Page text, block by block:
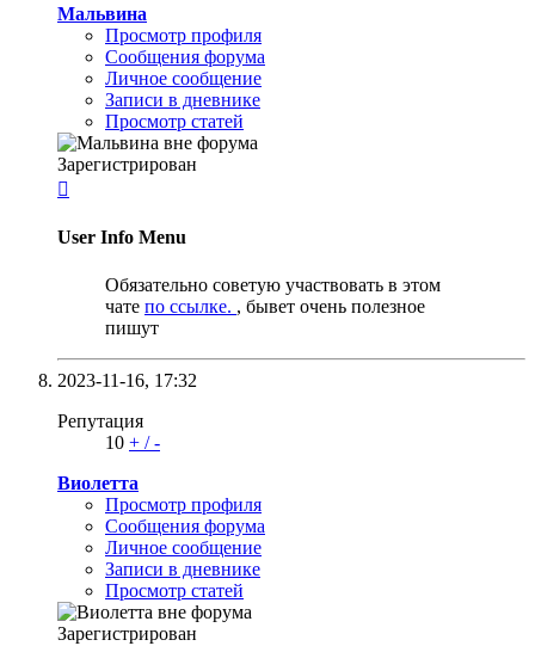
Мальвина
Просмотр профиля
Сообщения форума
Личное сообщение
Записи в дневнике
Просмотр статей
Зарегистрирован

User Info Menu
Обязательно советую участвовать в этом
чате по ссылке. , бывет очень полезное
пишут
2023-11-16, 17:32
Репутация
10 + /-
Виолетта
Просмотр профиля
Сообщения форума
Личное сообщение
Записи в дневнике
Просмотр статей
Зарегистрирован